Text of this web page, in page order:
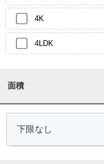
4K
4LDK
面積